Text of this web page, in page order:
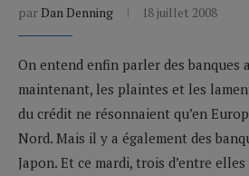
parDan Denning 18 juillet 2008
On entend enfin parler des banques
maintenant, les plaintes et les
du crédit ne résonnaient qu’en
Nord. Mais il y a également des
Japon. Et ce mardi, trois d’entre